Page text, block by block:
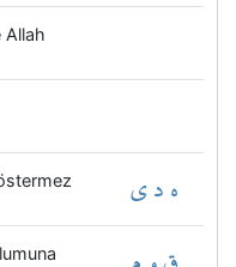
Allah
ه د ي